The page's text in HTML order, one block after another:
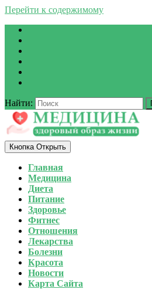
Перейти к содержимому
Найти:
Кнопка Открыть
Главная
Медицина
Диета
Питание
Здоровье
Фитнес
Отношения
Лекарства
Болезни
Красота
Новости
Карта Сайта